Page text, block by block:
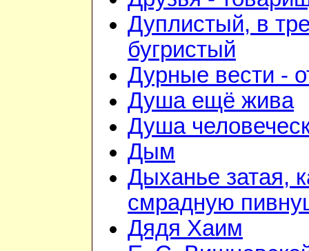
Дуплистый, в
бугристый
Дурные вести -
Душа ещё жива
Душа
Дым
Дыханье затая,
смрадную
Дядя Хаим